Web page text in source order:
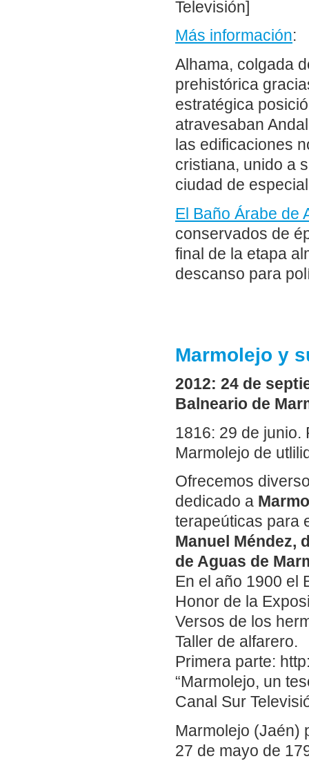
Televisión]
Más información:
Alhama, colgada
prehistórica
estratégica
atravesaban
las edificaciones
cristiana, unido a
ciudad de
El Baño Árabe de
conservados de
final de la etapa
descanso para
Marmolejo y
2012: 24 de
Balneario de
1816: 29 de junio.
Marmolejo de
Ofrecemos
dedicado a
terapeúticas para
Manuel Méndez,
de Aguas de
En el año 1900 el
Honor de la
Versos de los
Taller de alfarero.
Primera parte:
“Marmolejo, un
Canal Sur
Marmolejo (Jaén)
27 de mayo de